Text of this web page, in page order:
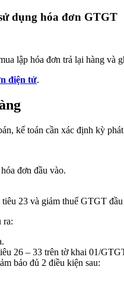
dụng hóa đơn GTGT
lập hóa đơn trả lại hàng
điện tử.
kế toán cần xác định kỳ
đơn đầu vào.
23 và giảm thuế GTGT
ra:
26 – 33 trên tờ khai 01/
bảo đủ 2 điều kiện sau: